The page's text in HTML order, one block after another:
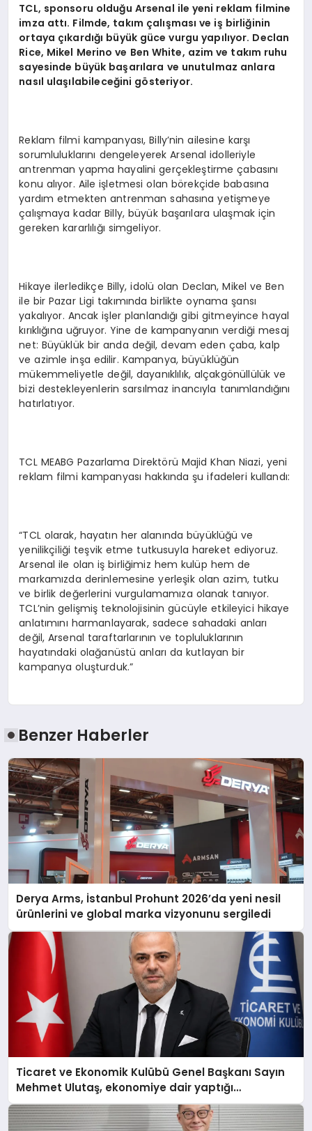
TCL, sponsoru olduğu Arsenal ile yeni reklam filmine
imza attı. Filmde, takım çalışması ve iş birliğinin
ortaya çıkardığı büyük güce vurgu yapılıyor. Declan
Rice, Mikel Merino ve Ben White, azim ve takım ruhu
sayesinde büyük başarılara ve unutulmaz anlara
nasıl ulaşılabileceğini gösteriyor.
Reklam filmi kampanyası, Billy’nin ailesine karşı
sorumluluklarını dengeleyerek Arsenal idolleriyle
antrenman yapma hayalini gerçekleştirme çabasını
konu alıyor. Aile işletmesi olan börekçide babasına
yardım etmekten antrenman sahasına yetişmeye
çalışmaya kadar Billy, büyük başarılara ulaşmak için
gereken kararlılığı simgeliyor.
Hikaye ilerledikçe Billy, idolü olan Declan, Mikel ve Ben
ile bir Pazar Ligi takımında birlikte oynama şansı
yakalıyor. Ancak işler planlandığı gibi gitmeyince hayal
kırıklığına uğruyor. Yine de kampanyanın verdiği mesaj
net: Büyüklük bir anda değil, devam eden çaba, kalp
ve azimle inşa edilir. Kampanya, büyüklüğün
mükemmeliyetle değil, dayanıklılık, alçakgönüllülük ve
bizi destekleyenlerin sarsılmaz inancıyla tanımlandığını
hatırlatıyor.
TCL MEABG Pazarlama Direktörü Majid Khan Niazi, yeni
reklam filmi kampanyası hakkında şu ifadeleri kullandı:
“TCL olarak, hayatın her alanında büyüklüğü ve
yenilikçiliği teşvik etme tutkusuyla hareket ediyoruz.
Arsenal ile olan iş birliğimiz hem kulüp hem de
markamızda derinlemesine yerleşik olan azim, tutku
ve birlik değerlerini vurgulamamıza olanak tanıyor.
TCL’nin gelişmiş teknolojisinin gücüyle etkileyici hikaye
anlatımını harmanlayarak, sadece sahadaki anları
değil, Arsenal taraftarlarının ve topluluklarının
hayatındaki olağanüstü anları da kutlayan bir
kampanya oluşturduk.”
Benzer Haberler
Derya Arms, İstanbul Prohunt 2026’da yeni nesil
ürünlerini ve global marka vizyonunu sergiledi
Ticaret ve Ekonomik Kulübü Genel Başkanı Sayın
Mehmet Ulutaş, ekonomiye dair yaptığı
açıklamada şunları kaydetti: